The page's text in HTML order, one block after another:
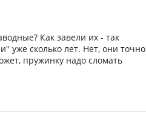
Как завели их - так
уже сколько лет. Нет, они точно
пружинку надо сломать